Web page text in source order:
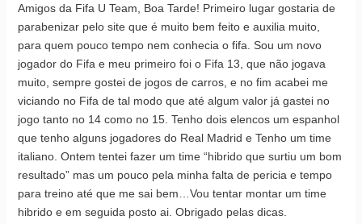
Amigos da Fifa U Team, Boa Tarde! Primeiro lugar gostaria de
parabenizar pelo site que é muito bem feito e auxilia muito,
para quem pouco tempo nem conhecia o fifa. Sou um novo
jogador do Fifa e meu primeiro foi o Fifa 13, que não jogava
muito, sempre gostei de jogos de carros, e no fim acabei me
viciando no Fifa de tal modo que até algum valor já gastei no
jogo tanto no 14 como no 15. Tenho dois elencos um espanhol
que tenho alguns jogadores do Real Madrid e Tenho um time
italiano. Ontem tentei fazer um time “hibrido que surtiu um bom
resultado” mas um pouco pela minha falta de pericia e tempo
para treino até que me sai bem…Vou tentar montar um time
hibrido e em seguida posto ai. Obrigado pelas dicas.